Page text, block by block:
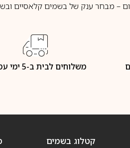
– מבחר ענק של בשמים קלאסיים
משלוחים לבית ב-5 ימי עסקים
קטלוג בשמים